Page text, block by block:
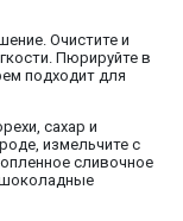
Очистите и
Пюрируйте в
подходит для
сахар и
измельчите с
сливочное